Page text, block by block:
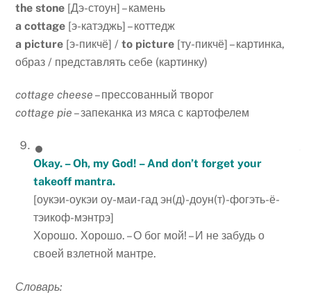
the stone [Дэ-стоун] – камень
a cottage [э-катэджь] – коттедж
a picture [э-пикчё] /to picture [ту-пикчё] – картинка,
образ / представлять себе (картинку)
cottage cheese – прессованный творог
cottage pie – запеканка из мяса с картофелем
Okay. – Oh, my God! – And don’t forget your
takeoff mantra.
[оукэи-оукэи оу-маи-гад эн(д)-доун(т)-фогэть-ё-
тэикоф-мэнтрэ]
Хорошо. Хорошо. – О бог мой! – И не забудь о
своей взлетной мантре.
Словарь: